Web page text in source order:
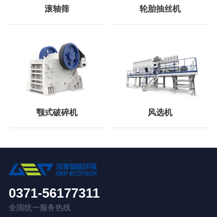
滚轴筛 轮胎抽丝机
颚式破碎机 风选机
0371-56177311
全国统一服务热线